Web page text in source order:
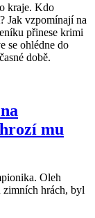
kraje. Kdo
Jak vzpomínají na
přinese krimi
se ohlédne do
době.
mu
Oleh
zimních hrách, byl